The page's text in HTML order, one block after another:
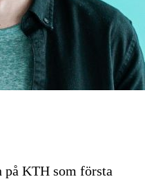
på KTH som första